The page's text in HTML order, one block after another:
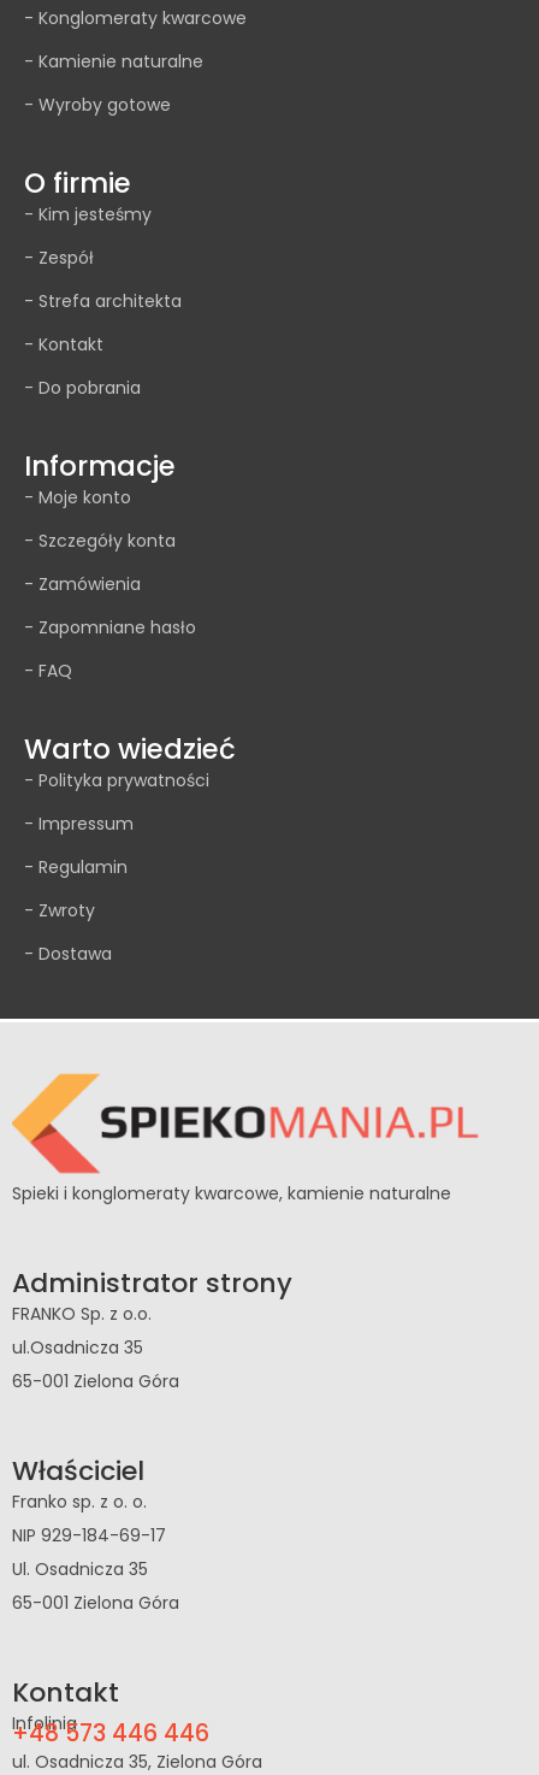
- Konglomeraty kwarcowe
- Kamienie naturalne
- Wyroby gotowe
O firmie
- Kim jesteśmy
- Zespół
- Strefa architekta
- Kontakt
- Do pobrania
Informacje
- Moje konto
- Szczegóły konta
- Zamówienia
- Zapomniane hasło
- FAQ
Warto wiedzieć
- Polityka prywatności
- Impressum
- Regulamin
- Zwroty
- Dostawa
Spieki i konglomeraty kwarcowe, kamienie naturalne
Administrator strony
FRANKO Sp. z o.o.
ul.Osadnicza 35
65-001 Zielona Góra
Właściciel
Franko sp. z o. o.
NIP 929-184-69-17
Ul. Osadnicza 35
65-001 Zielona Góra
Kontakt
Infolinia
+48 573 446 446
ul. Osadnicza 35, Zielona Góra